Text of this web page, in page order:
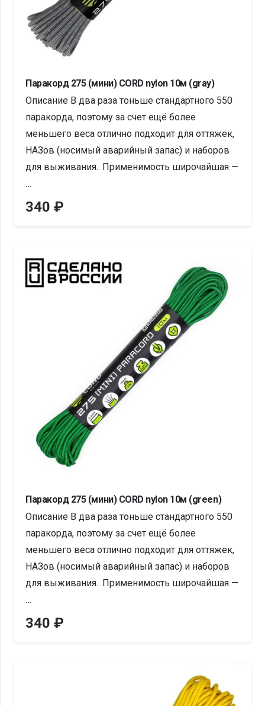
Паракорд 275 (мини) CORD nylon 10м (gray)
Описание В два раза тоньше стандартного 550
паракорда, поэтому за счет ещё более
меньшего веса отлично подходит для оттяжек,
НАЗов (носимый аварийный запас) и наборов
для выживания.. Применимость широчайшая —
…
340₽
Паракорд 275 (мини) CORD nylon 10м (green)
Описание В два раза тоньше стандартного 550
паракорда, поэтому за счет ещё более
меньшего веса отлично подходит для оттяжек,
НАЗов (носимый аварийный запас) и наборов
для выживания.. Применимость широчайшая —
…
340₽